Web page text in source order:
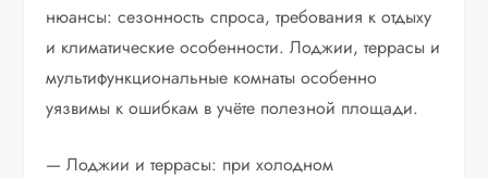
нюансы: сезонность спроса, требования к отдыху
и климатические особенности. Лоджии, террасы и
мультифункциональные комнаты особенно
уязвимы к ошибкам в учёте полезной площади.
— Лоджии и террасы: при холодном